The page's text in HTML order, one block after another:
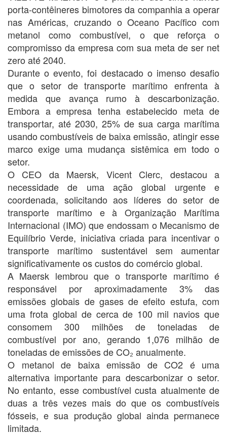
porta-contêineres bimotores da companhia a operar
nas Américas, cruzando o Oceano Pacífico com
metanol como combustível, o que reforça o
compromisso da empresa com sua meta de ser net
zero até 2040.
Durante o evento, foi destacado o imenso desafio
que o setor de transporte marítimo enfrenta à
medida que avança rumo à descarbonização.
Embora a empresa tenha estabelecido meta de
transportar, até 2030, 25% de sua carga marítima
usando combustíveis de baixa emissão, atingir esse
marco exige uma mudança sistêmica em todo o
setor.
O CEO da Maersk, Vicent Clerc, destacou a
necessidade de uma ação global urgente e
coordenada, solicitando aos líderes do setor de
transporte marítimo e à Organização Marítima
Internacional (IMO) que endossam o Mecanismo de
Equilíbrio Verde, iniciativa criada para incentivar o
transporte marítimo sustentável sem aumentar
significativamente os custos do comércio global.
A Maersk lembrou que o transporte marítimo é
responsável por aproximadamente 3% das
emissões globais de gases de efeito estufa, com
uma frota global de cerca de 100 mil navios que
consomem 300 milhões de toneladas de
combustível por ano, gerando 1,076 milhão de
toneladas de emissões de CO₂ anualmente.
O metanol de baixa emissão de CO2 é uma
alternativa importante para descarbonizar o setor.
No entanto, esse combustível custa atualmente de
duas a três vezes mais do que os combustíveis
fósseis, e sua produção global ainda permanece
limitada.